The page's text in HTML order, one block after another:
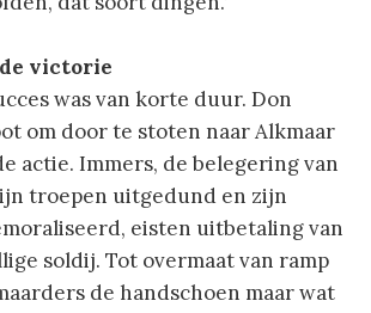
victorie
was van korte duur. Don
om door te stoten naar Alkmaar
actie. Immers, de belegering van
troepen uitgedund en zijn
eisten uitbetaling van
soldij. Tot overmaat van ramp
de handschoen maar wat